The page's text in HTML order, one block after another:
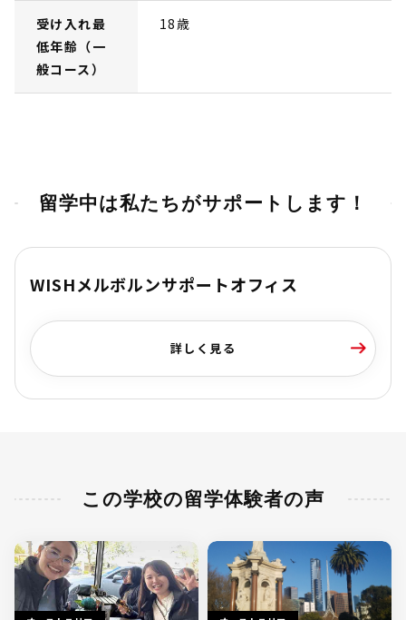
受け入れ最
低年齢（一
般コース）
18歳
留学中は私たちがサポートします！
WISHメルボルンサポートオフィス
詳しく見る
この学校の留学体験者の声